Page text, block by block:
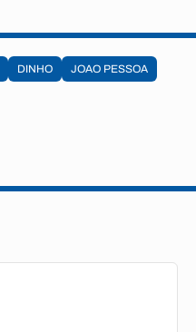
DINHO
JOAO PESSOA